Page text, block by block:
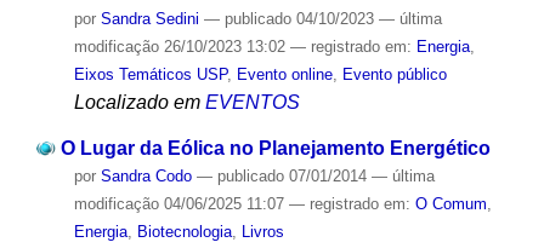
por Sandra Sedini — publicado04/10/2023 — última
modificação26/10/2023 13:02 — registrado em: Energia,
Eixos Temáticos USP, Evento online, Evento público
Localizado em EVENTOS
O Lugar da Eólica no Planejamento Energético
por Sandra Codo — publicado07/01/2014 — última
modificação04/06/2025 11:07 — registrado em: O Comum,
Energia, Biotecnologia, Livros